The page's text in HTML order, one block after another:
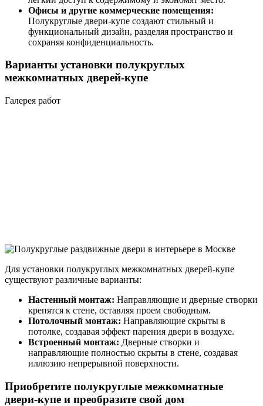
Офисы и другие коммерческие помещения:
Полукруглые двери-купе создают стильный и
функциональный дизайн, разделяя пространство и
сохраняя конфиденциальность.
Варианты установки полукруглых
межкомнатных дверей-купе
Галерея работ
Для установки полукруглых межкомнатных дверей-купе
существуют различные варианты:
Настенный монтаж: Направляющие и дверные створки
крепятся к стене, оставляя проем свободным.
Потолочный монтаж: Направляющие скрыты в
потолке, создавая эффект парения двери в воздухе.
Встроенный монтаж: Дверные створки и
направляющие полностью скрыты в стене, создавая
иллюзию непрерывной поверхности.
Приобретите полукруглые межкомнатные
двери-купе и преобразите свой дом